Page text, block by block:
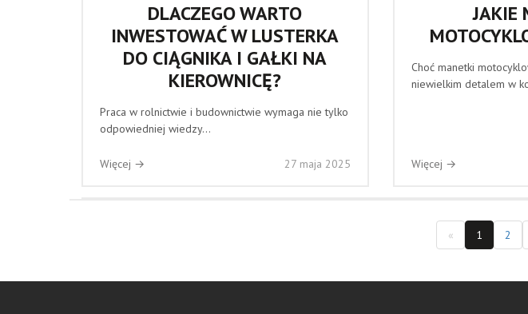
DLACZEGO WARTO
INWESTOWAĆ W LUSTERKA
DO CIĄGNIKA I GAŁKI NA
KIEROWNICĘ?
Praca w rolnictwie i budownictwie wymaga nie tylko
odpowiedniej wiedzy...
Więcej → 27 maja 2025
JAKIE
Choć manetki
niewielkim detalem w
Więcej →
« 1 2